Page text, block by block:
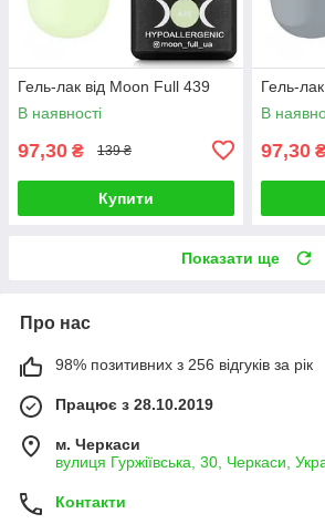
Гель-лак від Moon Full 439
В наявності
97,30 ₴ 139 ₴
Купити
Гель-
В
97,30
Показати ще
Про нас
98% позитивних з 256 відгуків за рік
Працює з 28.10.2019
м. Черкаси
вулиця Гуржіївська, 30, Черкаси,
Контакти